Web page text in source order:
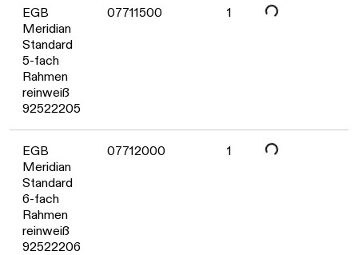
EGB
Meridian
Standard
5-fach
Rahmen
reinweiß
92522205
07711500 1
EGB
Meridian
Standard
6-fach
Rahmen
reinweiß
92522206
07712000 1
Daten werden geladen. Bitte warten...